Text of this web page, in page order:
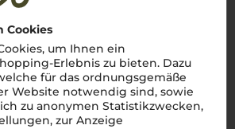
Cookies
um Ihnen ein
Erlebnis zu bieten. Dazu
für das ordnungsgemäße
Website notwendig sind, sowie
zu anonymen Statistikzwecken,
zur Anzeige